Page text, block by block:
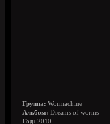
Группа: Wormachine
Альбом: Dreams of worms
Год: 2010